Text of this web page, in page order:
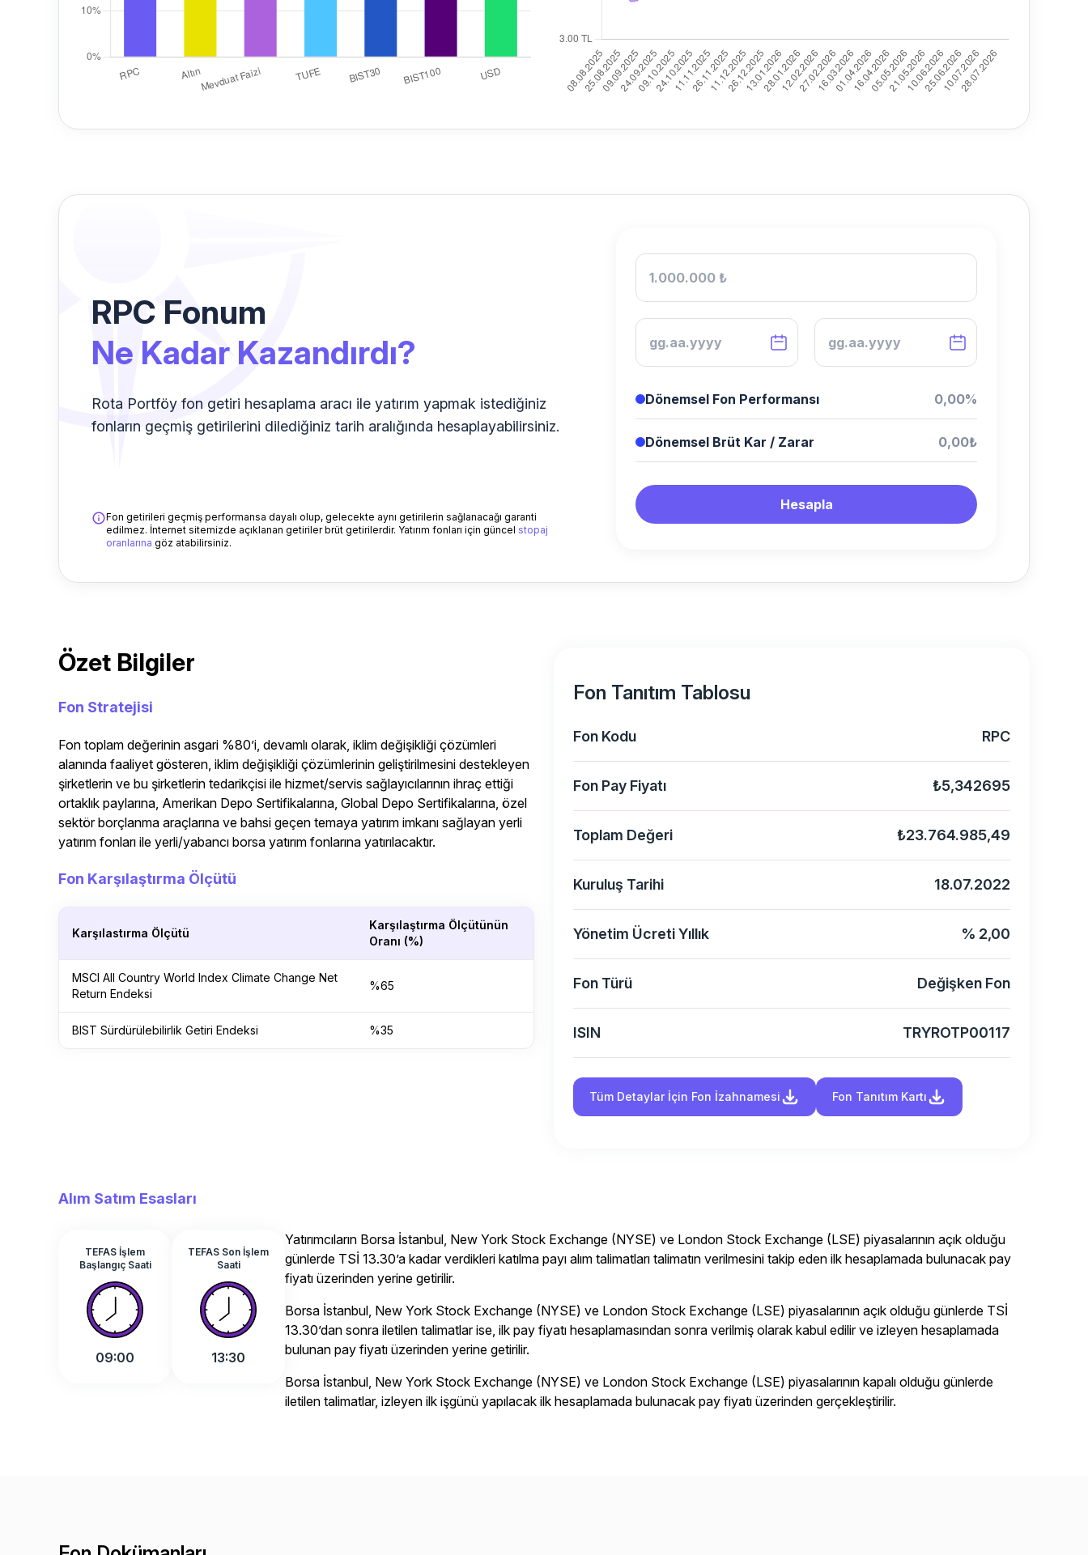
RPC Fonum
Ne Kadar Kazandırdı?
Rota Portföy fon getiri hesaplama aracı ile yatırım yapmak istediğiniz
fonların geçmiş getirilerini dilediğiniz tarih aralığında hesaplayabilirsiniz.
Fon getirileri geçmiş performansa dayalı olup, gelecekte aynı getirilerin sağlanacağı garanti
edilmez. İnternet sitemizde açıklanan getiriler brüt getirilerdir. Yatırım fonları için güncel stopaj
oranlarına göz atabilirsiniz.
Dönemsel Fon Performansı 0,00%
Dönemsel Brüt Kar / Zarar 0,00₺
Hesapla
Özet Bilgiler
Fon Stratejisi
Fon toplam değerinin asgari %80’i, devamlı olarak, iklim değişikliği çözümleri
alanında faaliyet gösteren, iklim değişikliği çözümlerinin geliştirilmesini destekleyen
şirketlerin ve bu şirketlerin tedarikçisi ile hizmet/servis sağlayıcılarının ihraç ettiği
ortaklık paylarına, Amerikan Depo Sertifikalarına, Global Depo Sertifikalarına, özel
sektör borçlanma araçlarına ve bahsi geçen temaya yatırım imkanı sağlayan yerli
yatırım fonları ile yerli/yabancı borsa yatırım fonlarına yatırılacaktır.
Fon Karşılaştırma Ölçütü
Karşılastırma Ölçütü
Karşılaştırma Ölçütünün
Oranı (%)
MSCI All Country World Index Climate Change Net
Return Endeksi
%65
BIST Sürdürülebilirlik Getiri Endeksi %35
Fon Tanıtım Tablosu
Fon Kodu RPC
Fon Pay Fiyatı ₺5,342695
Toplam Değeri ₺23.764.985,49
Kuruluş Tarihi 18.07.2022
Yönetim Ücreti Yıllık % 2,00
Fon Türü Değişken Fon
ISIN TRYROTP00117
Tüm Detaylar İçin Fon İzahnamesi Fon Tanıtım Kartı
Alım Satım Esasları
TEFAS İşlem
Başlangıç Saati
09:00
TEFAS Son İşlem
Saati
13:30
Yatırımcıların Borsa İstanbul, New York Stock Exchange (NYSE) ve London Stock Exchange (LSE) piyasalarının açık olduğu
günlerde TSİ 13.30’a kadar verdikleri katılma payı alım talimatları talimatın verilmesini takip eden ilk hesaplamada bulunacak pay
fiyatı üzerinden yerine getirilir.
Borsa İstanbul, New York Stock Exchange (NYSE) ve London Stock Exchange (LSE) piyasalarının açık olduğu günlerde TSİ
13.30’dan sonra iletilen talimatlar ise, ilk pay fiyatı hesaplamasından sonra verilmiş olarak kabul edilir ve izleyen hesaplamada
bulunan pay fiyatı üzerinden yerine getirilir.
Borsa İstanbul, New York Stock Exchange (NYSE) ve London Stock Exchange (LSE) piyasalarının kapalı olduğu günlerde
iletilen talimatlar, izleyen ilk işgünü yapılacak ilk hesaplamada bulunacak pay fiyatı üzerinden gerçekleştirilir.